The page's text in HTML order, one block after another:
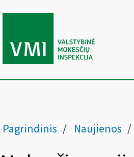
Pagrindinis Naujienos